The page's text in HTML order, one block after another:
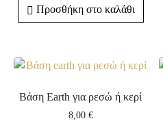
Προσθήκη στο καλάθι
Βάση Earth για ρεσώ ή κερί
8,00 €